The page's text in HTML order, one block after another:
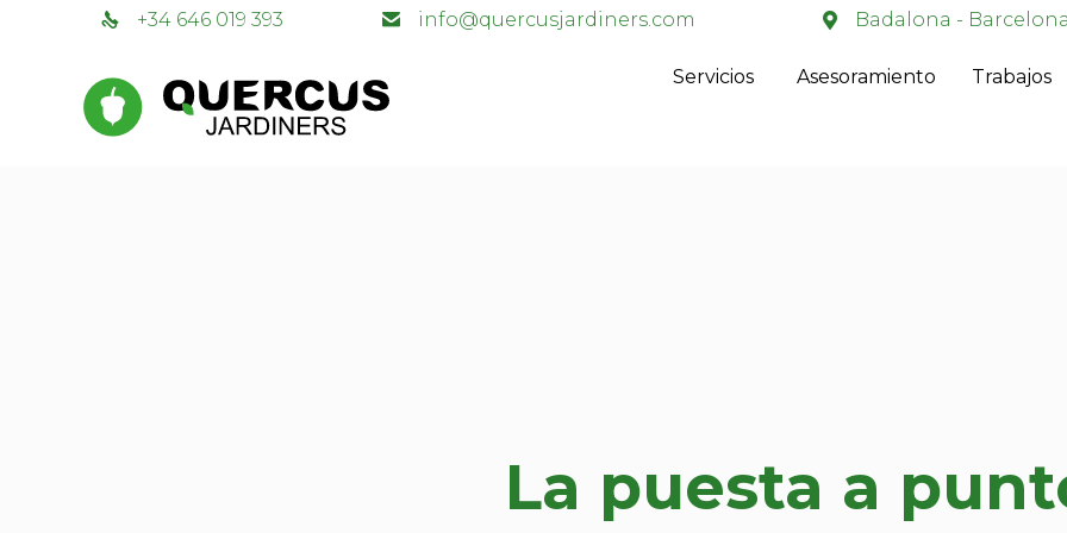
+34 646 019 393 info@quercusjardiners.com
Badalona - Barcelona
Servicios Asesoramiento Trabajos
La puesta a